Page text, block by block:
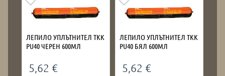
ЛЕПИЛО УПЛЪТНИТЕЛ TKK
PU40 ЧЕРЕН 600МЛ
5,62 €
ЛЕПИЛО УПЛЪТНИТЕЛ TKK
PU40 БЯЛ 600МЛ
5,62 €